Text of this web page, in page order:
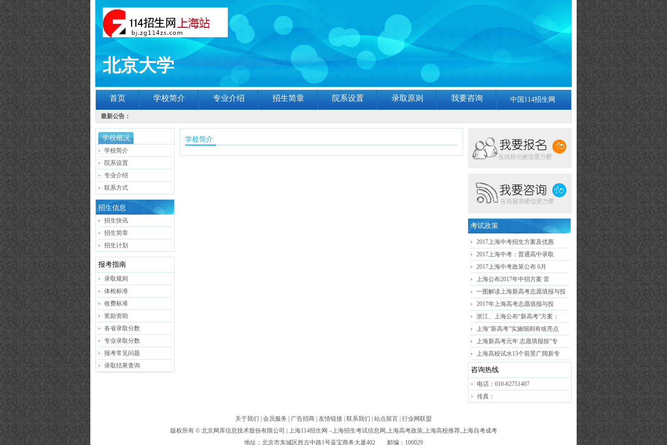
北京大学
首页 学校简介 专业介绍 招生简章 院系设置 录取原则 我要咨询 中国114招生网
最新公告：
学校概况
学校简介
院系设置
专业介绍
联系方式
招生信息
招生快讯
招生简章
招生计划
报考指南
录取规则
体检标准
收费标准
奖励资助
各省录取分数
专业录取分数
报考常见问题
录取结果查询
学校简介
考试政策
2017上海中考招生方案及优惠
2017上海中考：普通高中录取
2017上海中考政策公布 6月
上海公布2017年中招方案 音
一图解读上海新高考志愿填报与投
2017年上海高考志愿填报与投
浙江、上海公布“新高考”方案：
上海“新高考”实施细则有啥亮点
上海新高考元年 志愿填报按“专
上海高校试水13个前景广阔新专
咨询热线
电话：010-62751407
传真：
关于我们 会员服务 广告招商 友情链接 联系我们 站点留言 行业网联盟
版权所有 © 北京网库信息技术股份有限公司
| 上海114招生网 –上海招生考试信息网,上海高考政策,上海高校推荐,上海自考成考
地址：北京市东城区胜古中路1号蓝宝商务大厦402 邮编：100029